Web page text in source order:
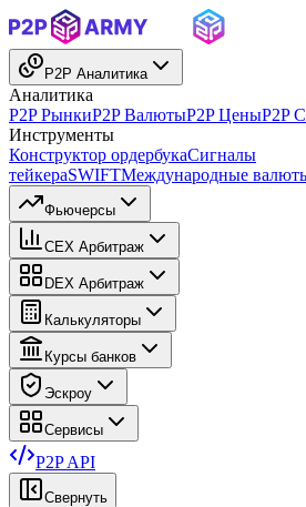
P2P Аналитика
Аналитика
P2P РынкиP2P ВалютыP2P ЦеныP2P
Инструменты
Конструктор ордербукаСигналы
тейкераSWIFTМеждународные
Фьючерсы
CEX Арбитраж
DEX Арбитраж
Калькуляторы
Курсы банков
Эскроу
Сервисы
P2P API
Свернуть